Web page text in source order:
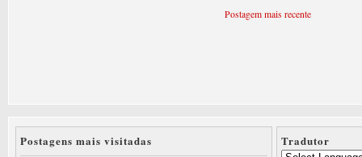
Postagem mais recente
Postagens mais visitadas Tradutor